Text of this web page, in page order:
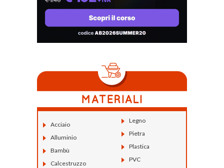
Acciaio
Alluminio
Bambù
Calcestruzzo
Legno
Pietra
Plastica
PVC